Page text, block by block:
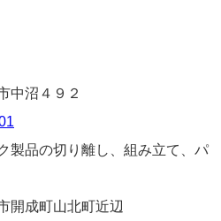
中沼４９２
製品の切り離し、組み立て、パ
開成町山北町近辺